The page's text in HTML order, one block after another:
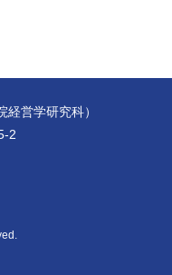
営学研究科）
2